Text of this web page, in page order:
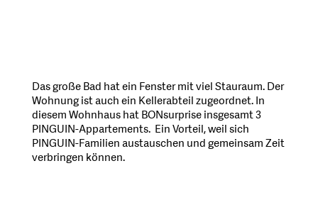
Das große Bad hat ein Fenster mit viel Stauraum. Der
Wohnung ist auch ein Kellerabteil zugeordnet. In
diesem Wohnhaus hat BONsurprise insgesamt 3
PINGUIN-Appartements. Ein Vorteil,weil sich
PINGUIN-Familien austauschen und gemeinsam Zeit
verbringen können.